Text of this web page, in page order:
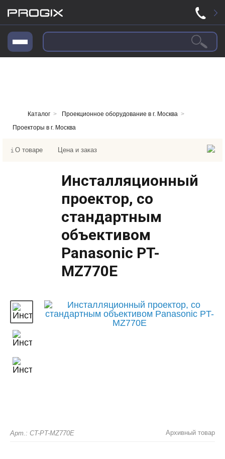
Каталог > Проекционное оборудование в г. Москва >
Проекторы в г. Москва
О товаре Цена и заказ
Инсталляционный
проектор, со
стандартным
объективом
Panasonic PT-
MZ770E
Арт.: CT-PT-MZ770E Архивный товар